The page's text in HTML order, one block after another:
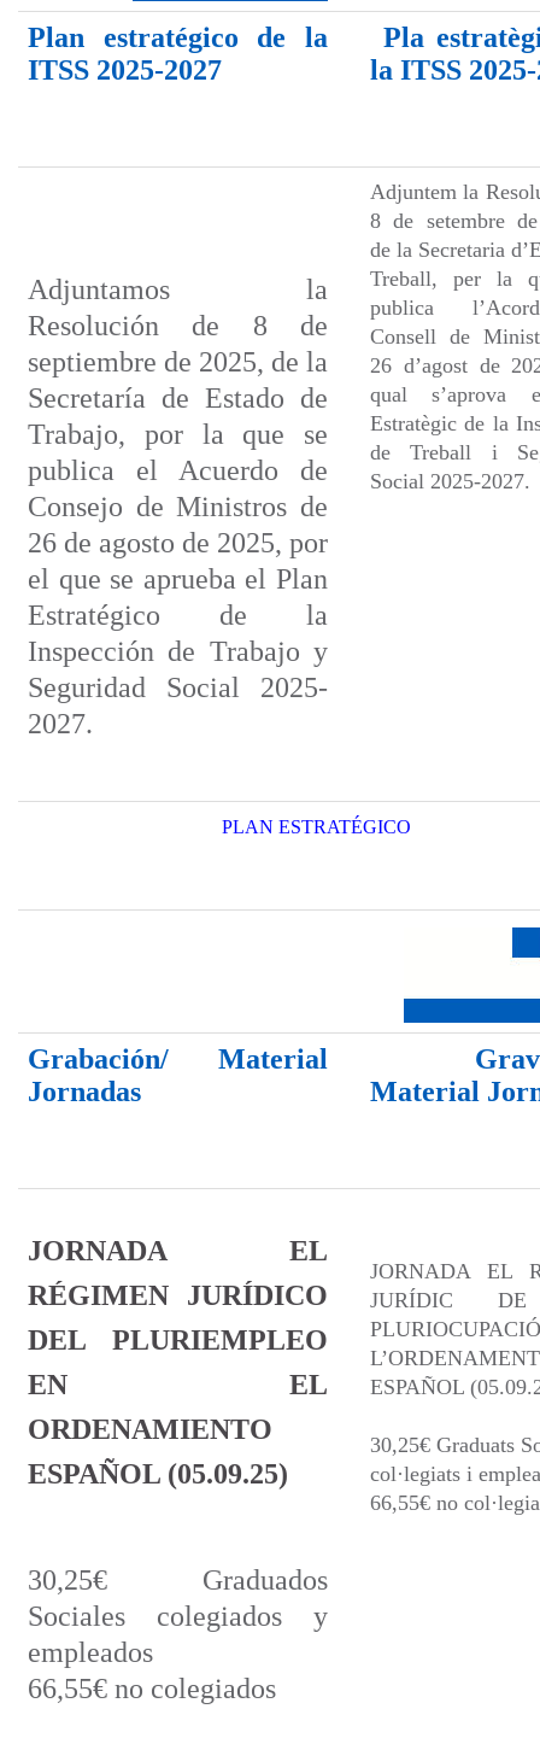
Plan estratégico de la
ITSS 2025-2027
Pla
la ITSS
Adjuntamos la
Resolución de 8 de
septiembre de 2025, de la
Secretaría de Estado de
Trabajo, por la que se
publica el Acuerdo de
Consejo de Ministros de
26 de agosto de 2025, por
el que se aprueba el Plan
Estratégico de la
Inspección de Trabajo y
Seguridad Social 2025-
2027.
Adjuntem la
8 de setembre
de la Secretaria
Treball, per la
publica
Consell de
26 d’agost de
qual s’aprova
Estratègic de la
de Treball i
Social 2025-2027.
PLAN ESTRATÉGICO
Grabación/ Material
Jornadas
Material
JORNADA EL
RÉGIMEN JURÍDICO
DEL PLURIEMPLEO
EN EL
ORDENAMIENTO
ESPAÑOL (05.09.25)
30,25€ Graduados
Sociales colegiados y
empleados
66,55€ no colegiados
JORNADA EL
JURÍDIC
L’ORDENAMENT
ESPAÑOL
30,25€ Graduats
col·legiats i
66,55€ no